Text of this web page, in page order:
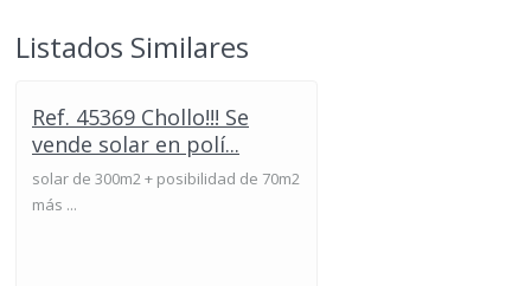
Listados Similares
Ref. 45369 Chollo!!! Se
vende solar en polí...
solar de 300m2 + posibilidad de 70m2
más ...